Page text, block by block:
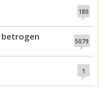
180
5079
betrogen
1